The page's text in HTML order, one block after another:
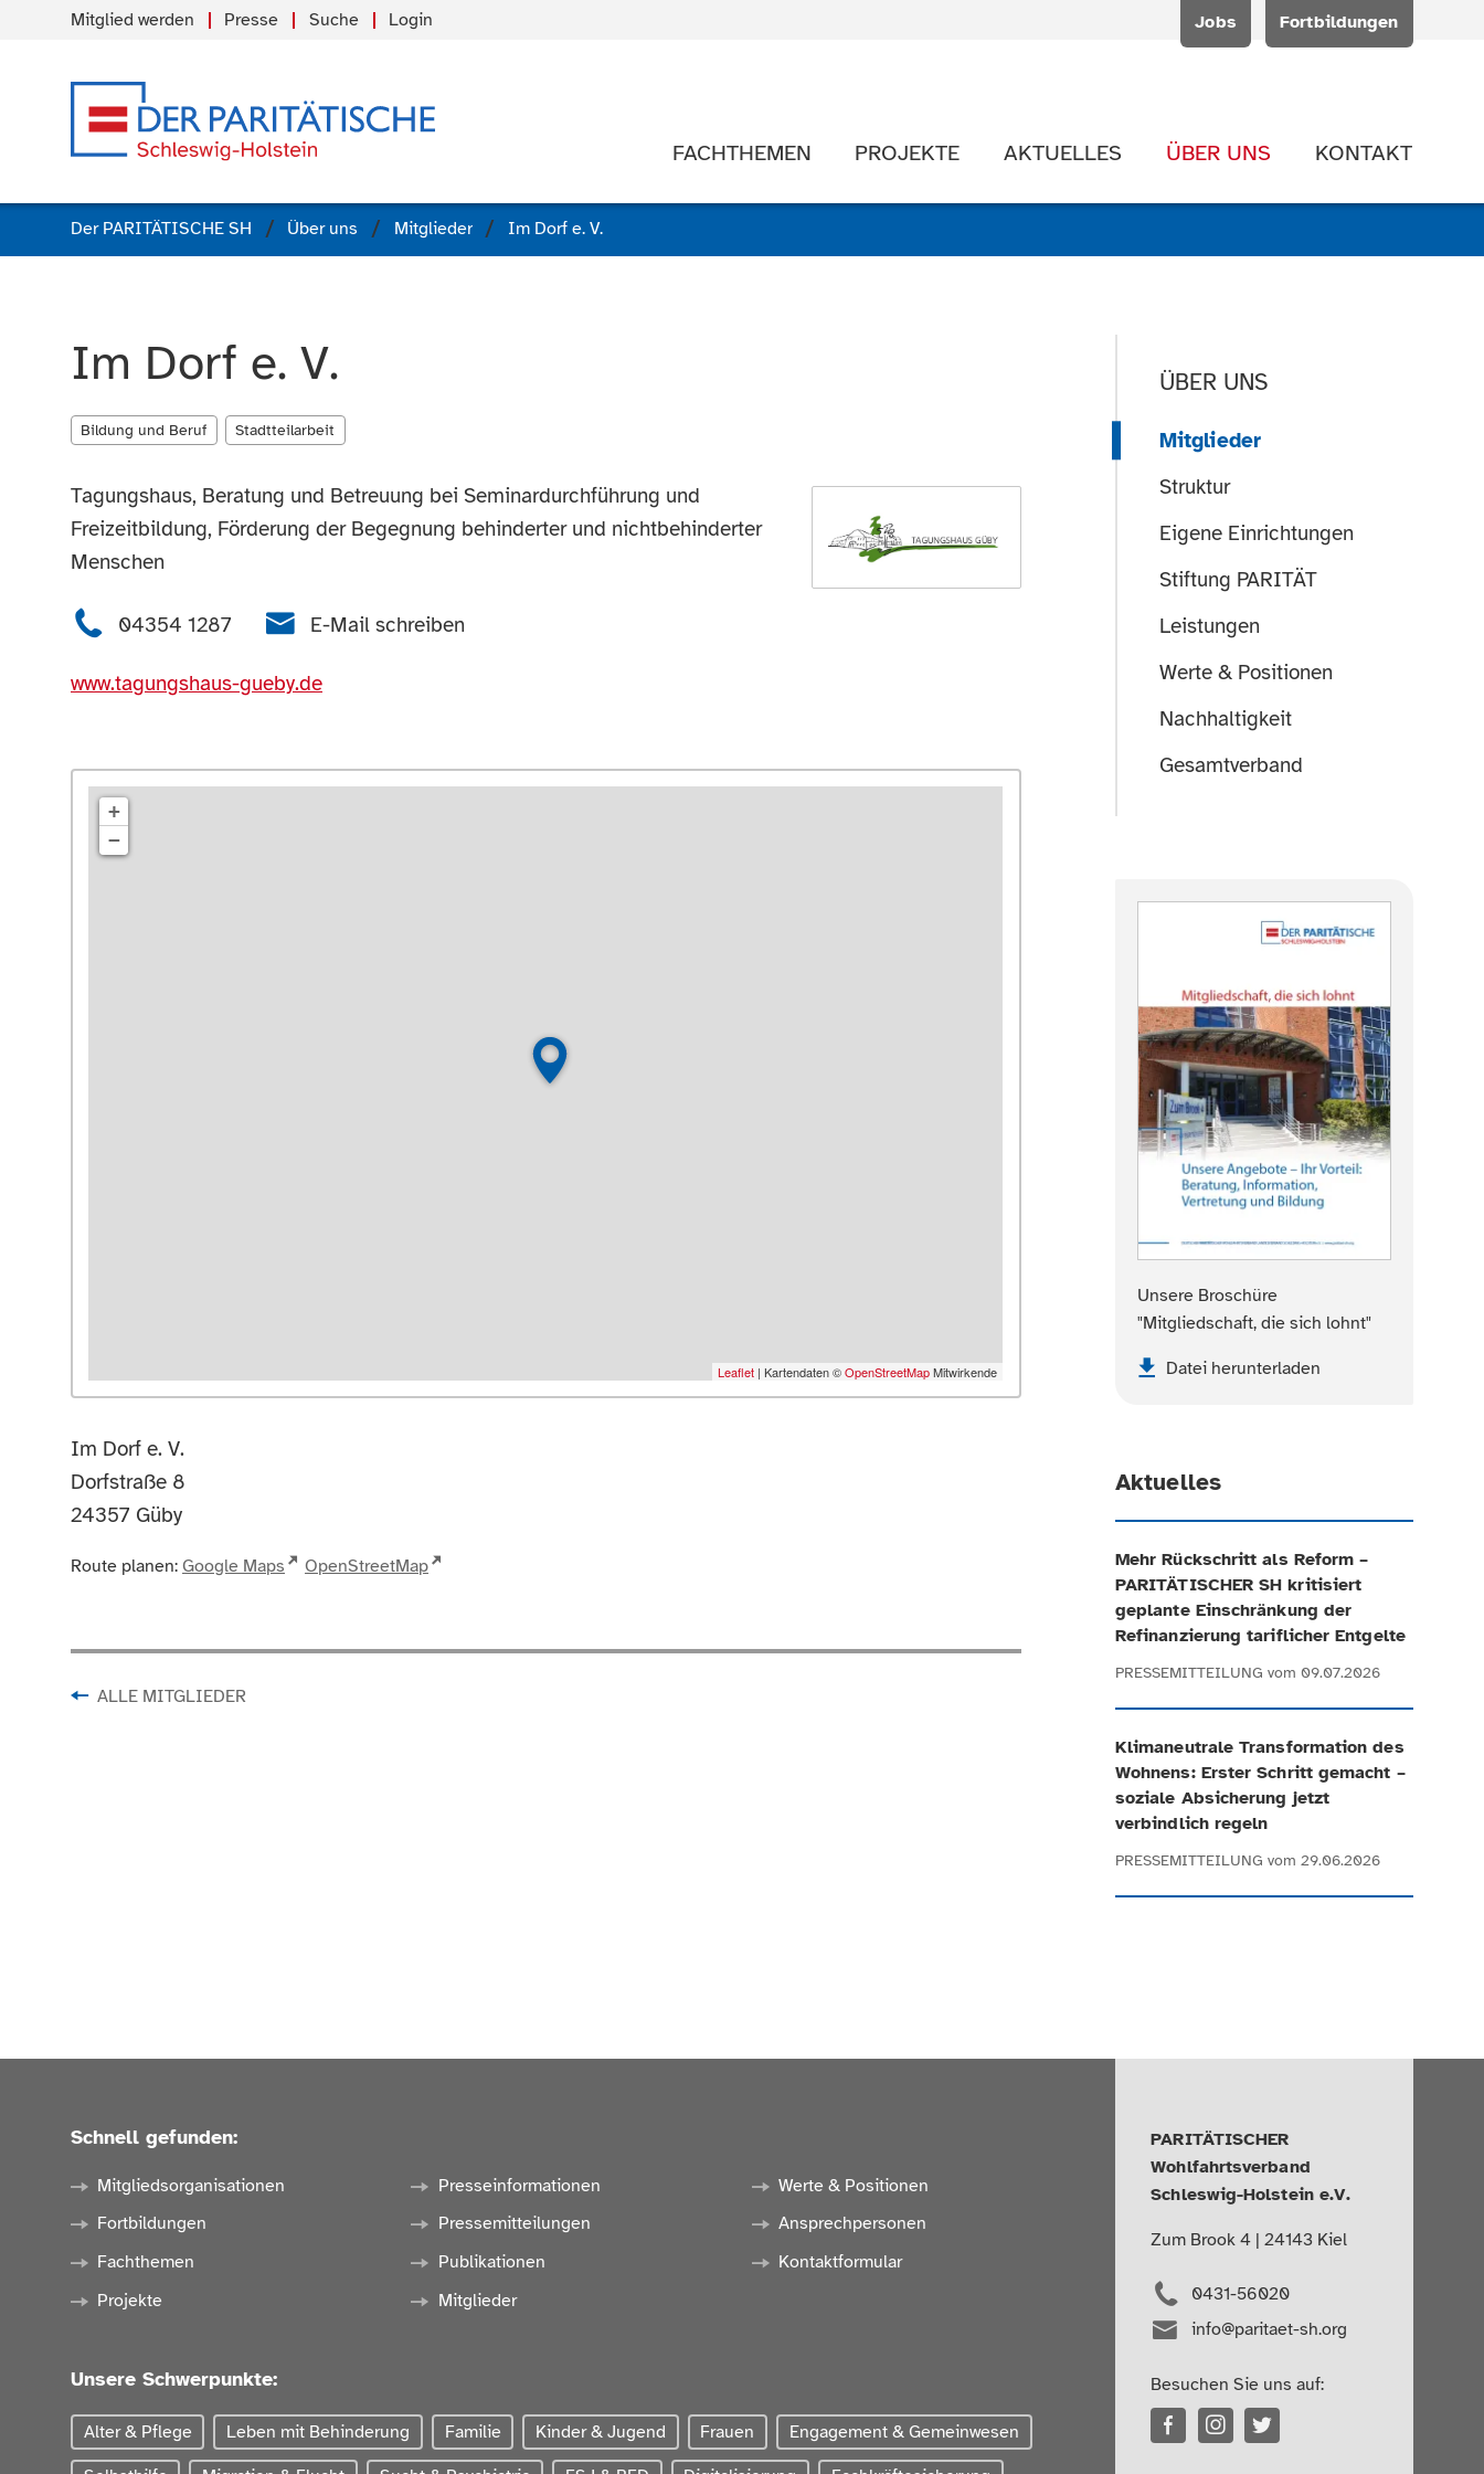
Jobs Fortbildungen
Mitglied werden Presse Suche Login
FACHTHEMEN PROJEKTE AKTUELLES ÜBER UNS KONTAKT
Der PARITÄTISCHE SH Über uns Mitglieder Im Dorf e. V.
Im Dorf e. V.
Bildung und Beruf Stadtteilarbeit
Tagungshaus, Beratung und Betreuung bei Seminardurchführung und
Freizeitbildung, Förderung der Begegnung behinderter und nichtbehinderter
Menschen
04354 1287 E-Mail schreiben
www.tagungshaus-gueby.de
+
−
Leaflet | Kartendaten ©OpenStreetMapMitwirkende
Im Dorf e. V.
Dorfstraße 8
24357 Güby
Route planen: Google Maps OpenStreetMap
ALLE MITGLIEDER
ÜBER UNS
Mitglieder
Struktur
Eigene Einrichtungen
Stiftung PARITÄT
Leistungen
Werte & Positionen
Nachhaltigkeit
Gesamtverband
Unsere Broschüre
"Mitgliedschaft, die sich lohnt"
Datei herunterladen
Aktuelles
Mehr Rückschritt als Reform –
PARITÄTISCHER SH kritisiert
geplante Einschränkung der
Refinanzierung tariflicher Entgelte
PRESSEMITTEILUNG vom 09.07.2026
Klimaneutrale Transformation des
Wohnens: Erster Schritt gemacht –
soziale Absicherung jetzt
verbindlich regeln
PRESSEMITTEILUNG vom 29.06.2026
Schnell gefunden:
Mitgliedsorganisationen
Fortbildungen
Fachthemen
Projekte
Presseinformationen
Pressemitteilungen
Publikationen
Mitglieder
Werte & Positionen
Ansprechpersonen
Kontaktformular
Unsere Schwerpunkte:
Alter & Pflege Leben mit Behinderung Familie Kinder & Jugend Frauen Engagement & Gemeinwesen
PARITÄTISCHER
Wohlfahrtsverband
Schleswig-Holstein e.V.
Zum Brook 4 | 24143 Kiel
0431-56020
info@paritaet-sh.org
Besuchen Sie uns auf: